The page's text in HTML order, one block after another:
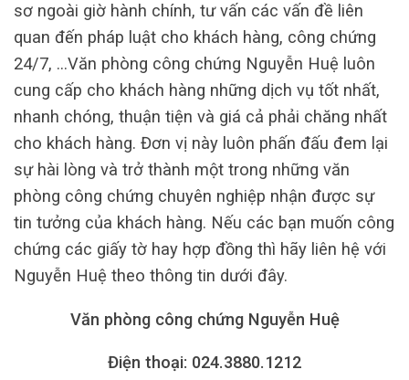
sơ ngoài giờ hành chính, tư vấn các vấn đề liên
quan đến pháp luật cho khách hàng, công chứng
24/7, …Văn phòng công chứng Nguyễn Huệ luôn
cung cấp cho khách hàng những dịch vụ tốt nhất,
nhanh chóng, thuận tiện và giá cả phải chăng nhất
cho khách hàng. Đơn vị này luôn phấn đấu đem lại
sự hài lòng và trở thành một trong những văn
phòng công chứng chuyên nghiệp nhận được sự
tin tưởng của khách hàng. Nếu các bạn muốn công
chứng các giấy tờ hay hợp đồng thì hãy liên hệ với
Nguyễn Huệ theo thông tin dưới đây.
Văn phòng công chứng Nguyễn Huệ
Điện thoại: 024.3880.1212